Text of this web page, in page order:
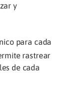
y
para cada
rastrear
de cada